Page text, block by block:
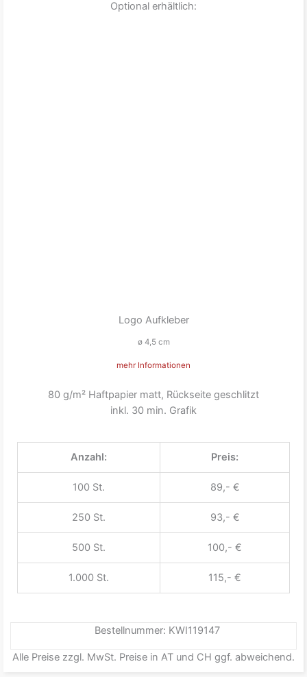
Optional erhältlich:
Logo Aufkleber
ø 4,5 cm
mehr Informationen
80 g/m² Haftpapier matt, Rückseite geschlitzt
inkl. 30 min. Grafik
Anzahl: Preis:
100 St. 89,- €
250 St. 93,- €
500 St. 100,- €
1.000 St. 115,- €
Bestellnummer: KWI119147
Alle Preise zzgl. MwSt. Preise in AT und CH ggf. abweichend.